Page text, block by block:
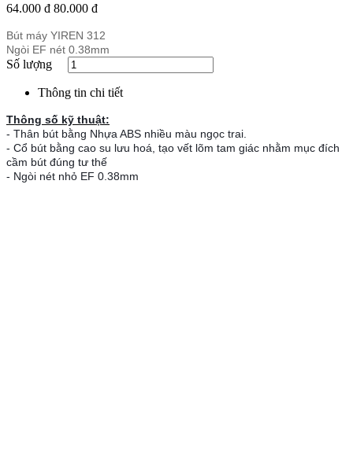
64.000 đ 80.000 đ
Bút máy YIREN 312
Ngòi EF nét 0.38mm
Số lượng
Thông tin chi tiết
Thông số kỹ thuật:
- Thân bút bằng Nhựa ABS nhiều màu ngọc trai.
- Cổ bút bằng cao su lưu hoá, tạo vết lõm tam giác nhằm mục đích
cầm bút đúng tư thế
- Ngòi nét nhỏ EF 0.38mm